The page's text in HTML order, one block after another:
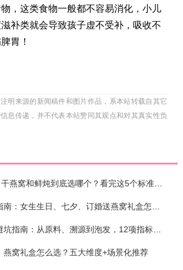
，这类食物一般都不容易消化，小儿
补类就会导致孩子虚不受补，吸收不
胃！
明来源的新闻稿件和图片作品，系本站转载自其它
息传递，并不代表本站赞同其观点和对其真实性负
孕早期想买燕窝，干燕窝和鲜炖到底选哪个？看完这5个标准再下单
2026干燕窝选购避坑指南：从原料、溯源到泡发，12项指标判断靠谱燕窝
燕窝礼盒怎么选？五大维度+场景化推荐